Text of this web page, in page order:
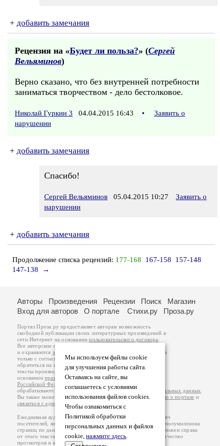
+ добавить замечания
Рецензия на «Будет ли польза?» (Сергей
Вельяминов)
Верно сказано, что без внутренней потребности
заниматься творчеством - дело бестолковое.
Николай Гуркин 3 04.04.2015 16:43 •
Заявить о
нарушении
+ добавить замечания
Спасибо!
Сергей Вельяминов 05.04.2015 10:27
Заявить о
нарушении
+ добавить замечания
Продолжение списка рецензий: 177-168 167-158
157-148
147-138
→
Мы используем файлы cookie
для улучшения работы сайта.
Оставаясь на сайте, вы
соглашаетесь с условиями
использования файлов cookies.
Чтобы ознакомиться с
Политикой обработки
персональных данных и файлов
cookie, нажмите здесь.
Авторы Произведения Рецензии Поиск
Магазин
Вход для авторов
О портале Стихи.ру Проза.ру
Портал Проза.ру предоставляет авторам возможность
свободной публикации своих литературных произведений в
сети Интернет на основаниипользовательского договора
Все авторские права на произведения принадлежат авторам
и охраняются законом
. Перепечатка произведений возможна
только с согласия его автора, к которому вы можете
обратиться на его авторской странице. Ответственность за
тексты произведений авторы несут самостоятельно на
основанииправил публикацииизаконодательства
Российской Федерации
обрабатываются на основанииПолитики обработки персональных данных
Вы также можете посмотреть более подробнуюинформацию о портале и
связаться с администрацией
Ежедневная аудитория портала Проза.ру – порядка 100 тысяч
посетителей, которые в общей сумме просматривают более полумиллиона
страниц по данным счетчика посещаемости, который расположен справа
от этого текста. В каждой графе указано по две цифры: количество
просмотров и количество посетителей.